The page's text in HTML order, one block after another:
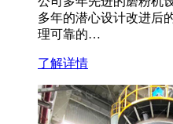
多年的潜心设计改进后
理可靠的…
了解详情